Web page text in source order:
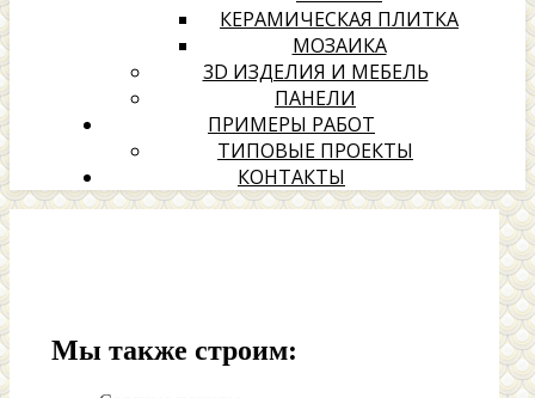
КЕРАМИЧЕСКАЯ ПЛИТКА
МОЗАИКА
3D ИЗДЕЛИЯ И МЕБЕЛЬ
ПАНЕЛИ
ПРИМЕРЫ РАБОТ
ТИПОВЫЕ ПРОЕКТЫ
КОНТАКТЫ
Мы также строим: